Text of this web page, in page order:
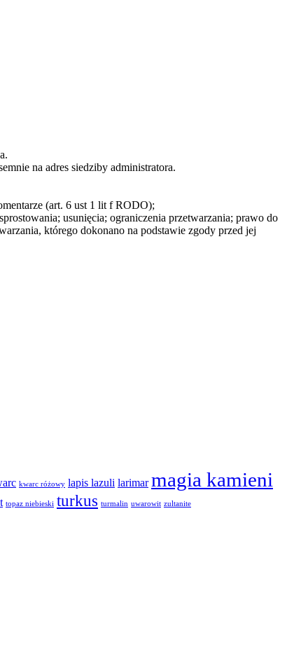
na adres siedziby administratora.
(art. 6 ust 1 lit f RODO);
usunięcia; ograniczenia przetwarzania; prawo do
którego dokonano na podstawie zgody przed jej
kwarc różowy lapis lazuli larimar magia kamieni
topaz niebieski turkus turmalin uwarowit zultanite